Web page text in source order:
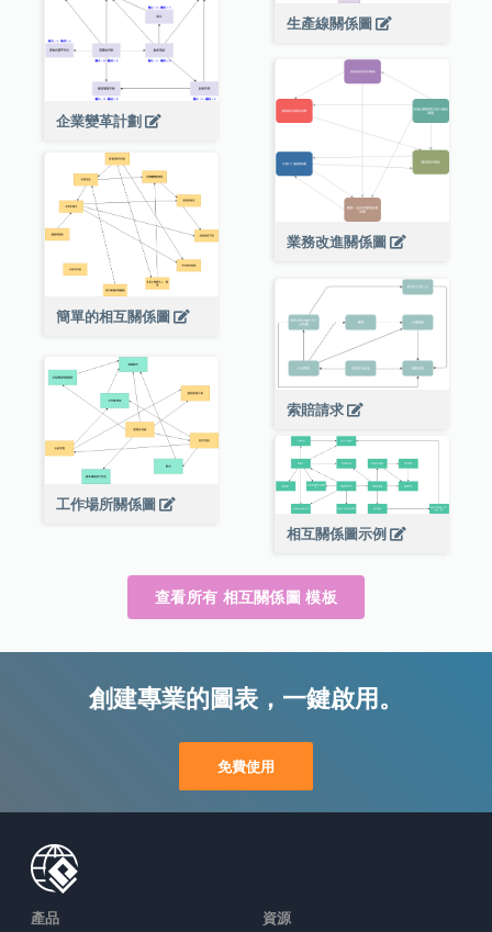
生產線關係圖
企業變革計劃
業務改進關係圖
簡單的相互關係圖
索賠請求
工作場所關係圖
相互關係圖示例
查看所有 相互關係圖 模板
創建專業的圖表，一鍵啟用。
免費使用
產品 資源